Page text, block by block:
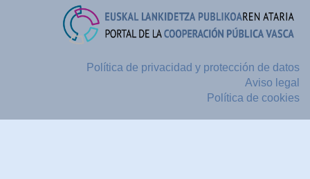
Política de privacidad y protección de datos
Aviso legal
Política de cookies